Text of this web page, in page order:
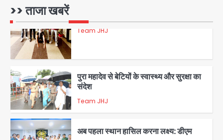
>> ताजा खबरें
5
Team JHJ
1
पुरा महादेव से बेटियों के स्वास्थ्य और सुरक्षा का
संदेश
Team JHJ
अब पहला स्थान हासिल करना लक्ष्य: डीएम